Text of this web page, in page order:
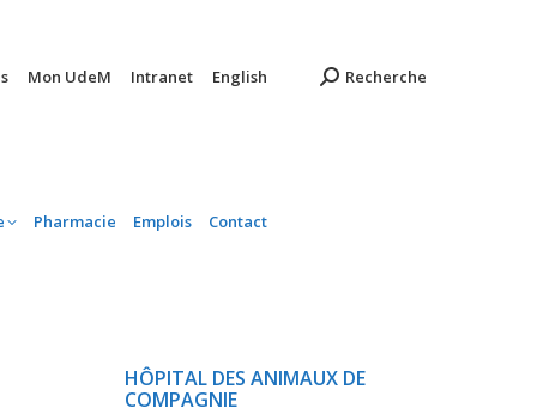
Mon UdeM Intranet English Recherche
Pharmacie Emplois Contact
HÔPITAL DES ANIMAUX DE
COMPAGNIE